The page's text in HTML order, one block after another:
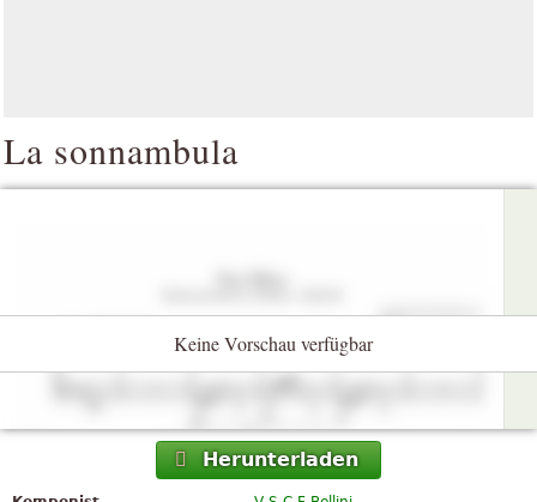
La sonnambula
Keine Vorschau verfügbar
Herunterladen